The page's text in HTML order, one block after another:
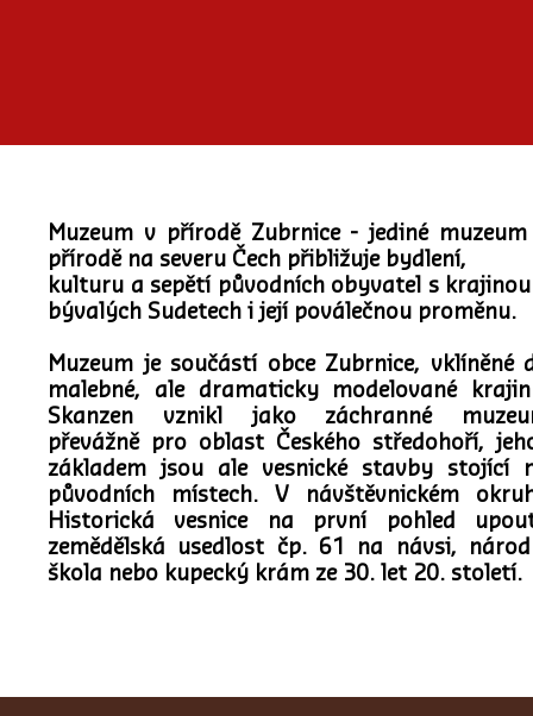
Muzeum v přírodě Zubrnice - jediné
přírodě na severu Čech přibližuje bydlení,
kulturu a sepětí původních obyvatel s
bývalých Sudetech i její poválečnou proměnu.
Muzeum je součástí obce Zubrnice, vklíněné
malebné, ale dramaticky modelované
Skanzen vznikl jako záchranné
převážně pro oblast Českého středohoří,
základem jsou ale vesnické stavby stojící
původních místech. V návštěvnickém
Historická vesnice na první pohled
zemědělská usedlost čp. 61 na návsi,
škola nebo kupecký krám ze 30. let 20. století.